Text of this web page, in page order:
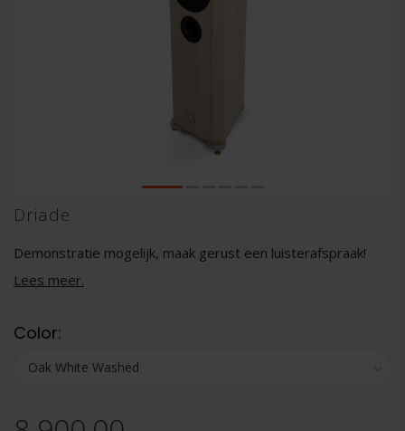
Driade
Demonstratie mogelijk, maak gerust een luisterafspraak!
Lees meer.
Color: